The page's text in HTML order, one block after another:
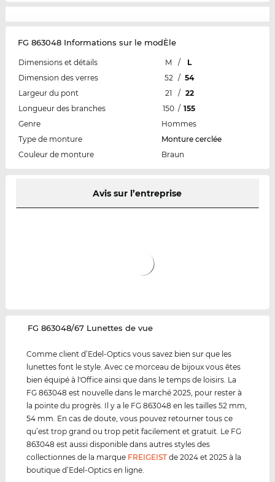
FG 863048 Informations sur le modÈle
Dimensions et détails M /
L
Dimension des verres
52 / 54
Largeur du pont
21 / 22
Longueur des branches
150 / 155
Genre
Hommes
Type de monture
Monture cerclée
Couleur de monture
Braun
Avis sur l’entreprise
‌FG 863048/67 Lunettes de vue
Comme client d’Edel-Optics vous savez bien sur que les
lunettes font le style. Avec ce morceau de bijoux vous êtes
bien équipé à l'Office ainsi que dans le temps de loisirs. La
FG 863048 est nouvelle dans le marché 2025, pour rester à
la pointe du progrès. Il y a le FG 863048 en les tailles 52 mm,
54 mm. En cas de doute, vous pouvez retourner tous ce
qu’est trop grand ou trop petit facilement et gratuit. Le FG
863048 est aussi disponible dans autres styles des
collectionnes de la marque FREIGEIST de 2024 et 2025 à la
boutique d’Edel-Optics en ligne.